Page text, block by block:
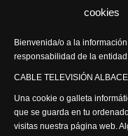
cookies
Bienvenida/o a la
responsabilidad de la
CABLE TELEVISIÓN
Una cookie o galleta
que se guarda en tu
visitas nuestra página web.